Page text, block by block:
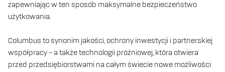
zapewniając w ten sposób maksymalne bezpieczeństwo
użytkowania.
Columbus to synonim jakości, ochrony inwestycji i partnerskiej
współpracy – a także technologii próżniowej, która otwiera
przed przedsiębiorstwami na całym świecie nowe możliwości